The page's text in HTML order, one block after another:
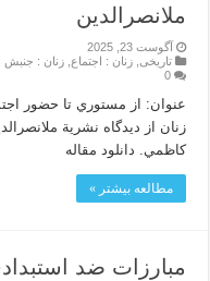
ملانصرالدين
آگوست 23, 2025
تاریخی ,زنان : اجتماع ,زنان : جنبش
0
عنوان: از مستوري تا حضور
زنان از ديدگاه نشرية
كاظمي. دانلود مقاله
مطالعه بیشتر »
مبارزات ضد